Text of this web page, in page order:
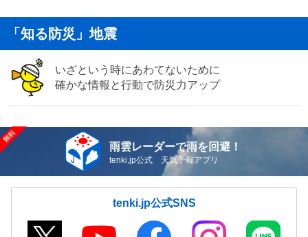
「知る防災」地震
いざという時にあわてないために
確かな情報と行動で防災力アップ
雨雲レーダーで雨を回避！
tenki.jp公式 天気予報アプリ
tenki.jp公式SNS